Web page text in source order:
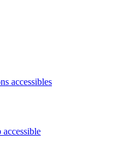
accessibles